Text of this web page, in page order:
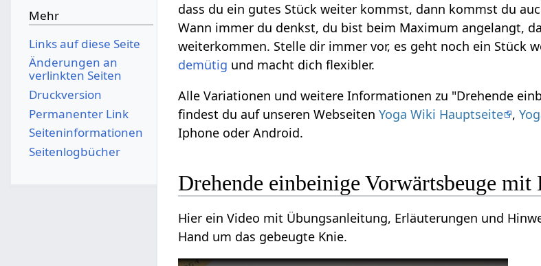
dass du ein gutes Stück weiter kommst, dann kommst du
Wann immer du denkst, du bist beim Maximum angelangt,
weiterkommen. Stelle dir immer vor, es geht noch ein Stück
demütig und macht dich flexibler.
Alle Variationen und weitere Informationen zu "Drehende
findest du auf unseren WebseitenYoga Wiki Hauptseite ,
Iphone oder Android.
Drehende einbeinige Vorwärtsbeuge
Hier ein Video mit Übungsanleitung, Erläuterungen und
Hand um das gebeugte Knie.
Mehr
Links auf diese Seite
Änderungen an
verlinkten Seiten
Druckversion
Permanenter Link
Seiten­­informationen
Seitenlogbücher